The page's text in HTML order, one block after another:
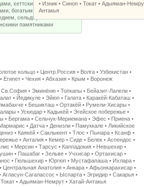
хеттскими и античными
богатым византийским
сельджукскими и
памятниками
• Изник •Синоп •Токат •Адыяман-
Антакья
кольцо • Центр.Россия • Волга •Узбекистан •
Египет• Чехия• Абхазия• Крым • Воронеж
Св.София •Эминёню •Топкапы • Бейазит-Лалели •
• Йедикуле• Эйюп• Галата• Каракёй-Кабаташ •
• Бешикташ • Ортакёй• Румели-Хисары •
•Ускюдар • Кадыкёй •Эгейское побережье •
• Бергама• Сельчук-Мериемана• Эфес • Приена•
• Датча• Денизли• Памуккале• Ликийское
• Каякёй •Саклыкент •Тлос • Пынара • Ксанф •
•Анталия • Кемер •Сиде • Белек •Аспендос •
• Мерсин •Тарсус • Каппадокия • Невшехир •
• Пашабаг• Зельве• Учхисар• Ортахисар•
• Гюльшехир• Юргюп• Мустафапаша• Ихлара•
Центральная Анатолия• Анкара• Афьонкарахисар•
Агласун-Сагалассос • Ыспарта •Эгридир •Сакарья •
Токат •Адыяман-Немрут •Хатай-Антакья